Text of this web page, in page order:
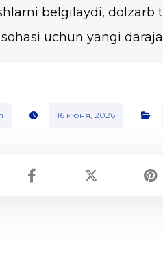
belgilaydi,
uchun yangi
16 июня, 2026